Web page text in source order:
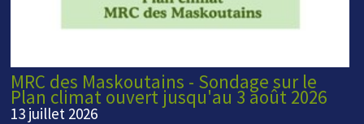
MRC des Maskoutains - Sondage sur le
Plan climat ouvert jusqu'au 3 août 2026
13 juillet 2026